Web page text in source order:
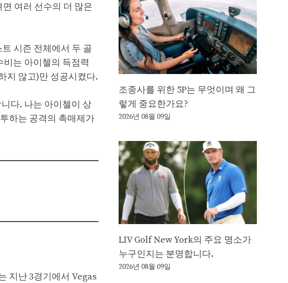
여러 선수의 더 많은
시즌 전체에서 두 골
는 아이첼의 득점력
지 않고)만 성공시켰다.
다. 나는 아이첼이 상
하는 공격의 촉매제가
지난 3경기에서 Vegas
조종사를 위한 5P는 무엇이며 왜 그
렇게 중요한가요?
2026년 08월 09일
LIV Golf New York의 주요 명소가
누구인지는 분명합니다.
2026년 08월 09일